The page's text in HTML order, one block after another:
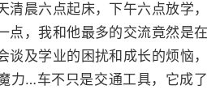
清晨六点起床，下午六点放学，
点，我和他最多的交流竟然是在
谈及学业的困扰和成长的烦恼，
力…车不只是交通工具，它成了